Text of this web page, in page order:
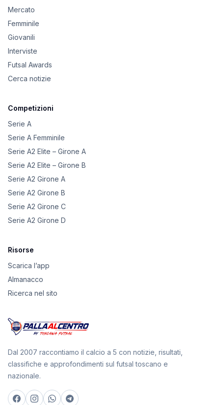
Mercato
Femminile
Giovanili
Interviste
Futsal Awards
Cerca notizie
Competizioni
Serie A
Serie A Femminile
Serie A2 Elite – Girone A
Serie A2 Elite – Girone B
Serie A2 Girone A
Serie A2 Girone B
Serie A2 Girone C
Serie A2 Girone D
Risorse
Scarica l’app
Almanacco
Ricerca nel sito
Dal 2007 raccontiamo il calcio a 5 con notizie, risultati,
classifiche e approfondimenti sul futsal toscano e
nazionale.